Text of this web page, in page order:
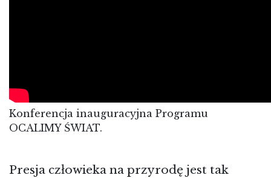
Konferencja inauguracyjna Programu
OCALIMY ŚWIAT.
Presja człowieka na przyrodę jest tak